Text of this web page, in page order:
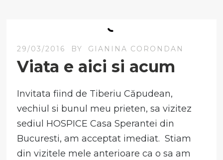
29/03/2016 BY GIANINA CORONDAN
Viata e aici si acum
Invitata fiind de Tiberiu Căpudean,
vechiul si bunul meu prieten, sa vizitez
sediul HOSPICE Casa Sperantei din
Bucuresti, am acceptat imediat. Stiam
din vizitele mele anterioare ca o sa am